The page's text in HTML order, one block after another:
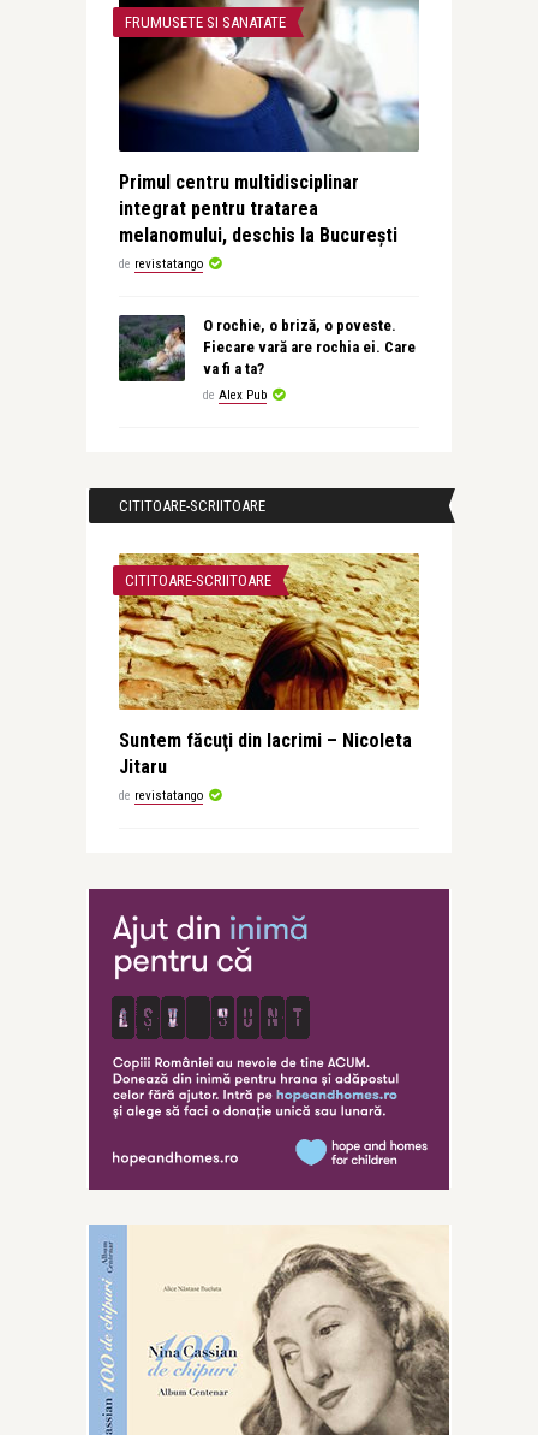
FRUMUSETE SI SANATATE
Primul centru multidisciplinar
integrat pentru tratarea
melanomului, deschis la București
de revistatango
O rochie, o briză, o poveste.
Fiecare vară are rochia ei. Care
va fi a ta?
de Alex Pub
CITITOARE-SCRIITOARE
CITITOARE-SCRIITOARE
Suntem făcuţi din lacrimi – Nicoleta
Jitaru
de revistatango